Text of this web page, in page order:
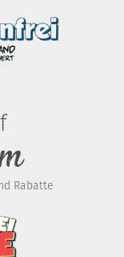
Rabatte